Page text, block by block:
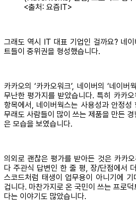
<출처: 요즘IT>
그래도 역시 IT 대표 기업인 걸까요? 네
트들이 중위권을 형성했습니다.
카카오의 ‘카카오워크’, 네이버의 ‘네이버
무난한 평가지를 받았습니다. 특히 카카
항목에서, 네이버웍스는 사용성과 안정
무래도 사람들이 많이 쓰는 제품을 만든
은 모습을 보였습니다.
의외로 괜찮은 평가를 받아든 것은 카카
다 주관식 답변인 한 줄 평, 장/단점에서
스코드처럼 태생이 업무용이 아니기에
겁니다. 마찬가지로 온 국민이 쓰는 프로
다는 이야기도 많았습니다.